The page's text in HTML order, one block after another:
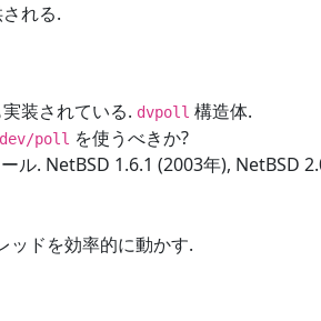
れる.
装されている. dvpoll 構造体.
poll を使うべきか?
ル. NetBSD 1.6.1 (2003年), NetBSD
ドを効率的に動かす.